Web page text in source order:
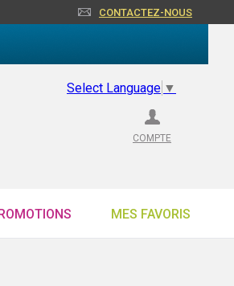
CONTACTEZ-NOUS
Select Language ▼
COMPTE
MES FAVORIS